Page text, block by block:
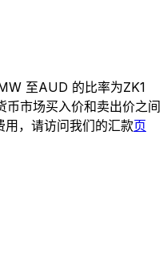
至AUD 的比率为ZK1
市场买入价和卖出价之间
，请访问我们的汇款页